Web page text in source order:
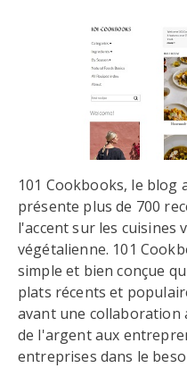
101 Cookbooks, le blog
présente plus de 700
l'accent sur les cuisines
végétalienne. 101
simple et bien conçue
plats récents et
avant une collaboration
de l'argent aux
entreprises dans le